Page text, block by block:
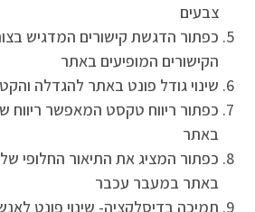
צבעים
כפתור הדגשת קישורים המדגיש
הקישורים המופיעים באתר
שינוי גודל פונט באתר להגדלה
באתר
כפתור המציג את התיאור החלופי
באתר במעבר עכבר
תמיכה בדיסלקציה- שינוי פונט